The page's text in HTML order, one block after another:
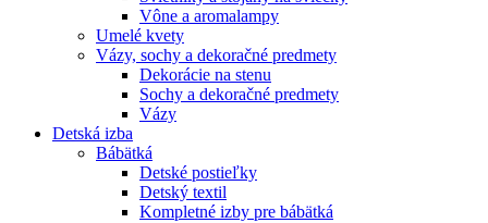
Vône a aromalampy
Umelé kvety
Vázy, sochy a dekoračné predmety
Dekorácie na stenu
Sochy a dekoračné predmety
Vázy
Detská izba
Bábätká
Detské postieľky
Detský textil
Kompletné izby pre bábätká